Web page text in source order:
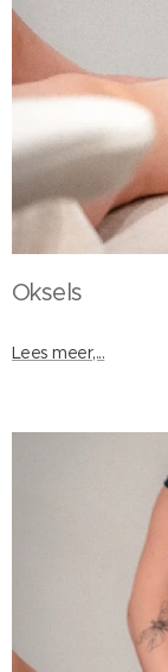
Lees meer,...